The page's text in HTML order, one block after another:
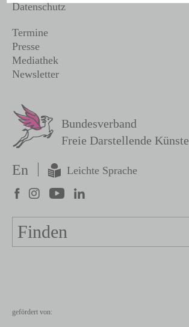
Datenschutz
Sekundärmenu
Termine
Presse
Mediathek
Newsletter
Bundesverband
Freie Darstellende Künste
En Leichte Sprache
Suche
gefördert von: